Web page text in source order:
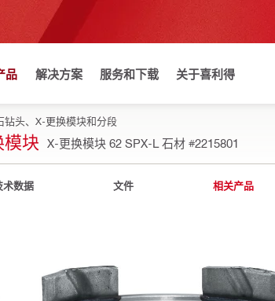
品 解决方案 服务和下载 关于喜利得
钻头、X-更换模块和分段
模块 X-更换模块 62 SPX-L 石材 #2215801
术数据 文件 相关产品